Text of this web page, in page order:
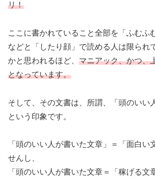
リ！
ここに書かれていること全部を「ふむふ
などと「したり顔」で読める人は限られ
かと思われるほど、 マニアック、かつ、
となっています。
そして、その文書は、所謂、「頭のいい
という印象です。
「頭のいい人が書いた文章」＝「面白い
せんし、
「頭のいい人が書いた文章＝「稼げる文